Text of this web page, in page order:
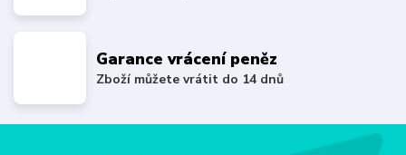
Garance vrácení peněz
Zboží můžete vrátit do 14 dnů